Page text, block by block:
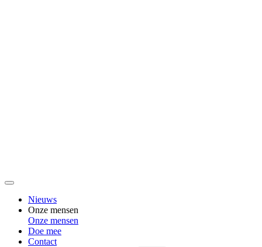
Nieuws
Onze mensen
Onze mensen
Doe mee
Contact